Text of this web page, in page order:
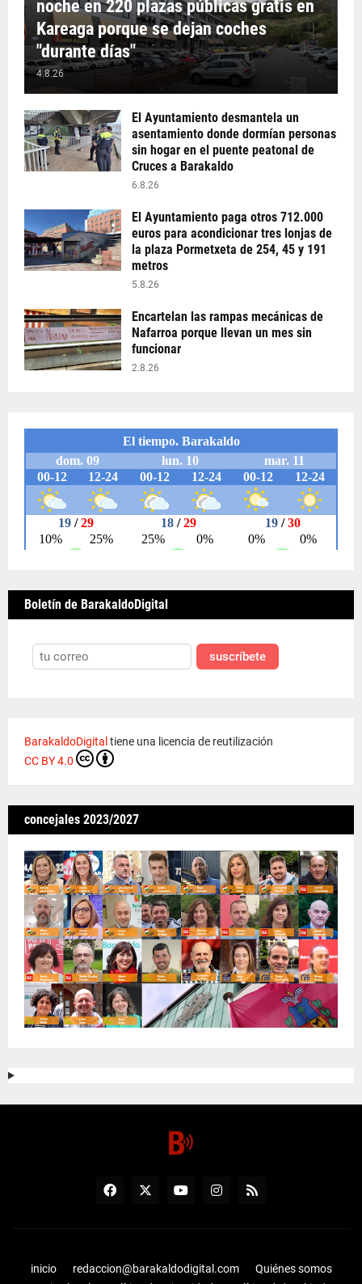
noche en 220 plazas públicas gratis en
Kareaga porque se dejan coches
"durante días"
4.8.26
El Ayuntamiento desmantela un
asentamiento donde dormían personas
sin hogar en el puente peatonal de
Cruces a Barakaldo
6.8.26
El Ayuntamiento paga otros 712.000
euros para acondicionar tres lonjas de
la plaza Pormetxeta de 254, 45 y 191
metros
5.8.26
Encartelan las rampas mecánicas de
Nafarroa porque llevan un mes sin
funcionar
2.8.26
Boletín de BarakaldoDigital
suscríbete
BarakaldoDigital tiene una licencia de reutilización
CC BY 4.0
concejales 2023/2027
inicio redaccion@barakaldodigital.com
Quiénes somos